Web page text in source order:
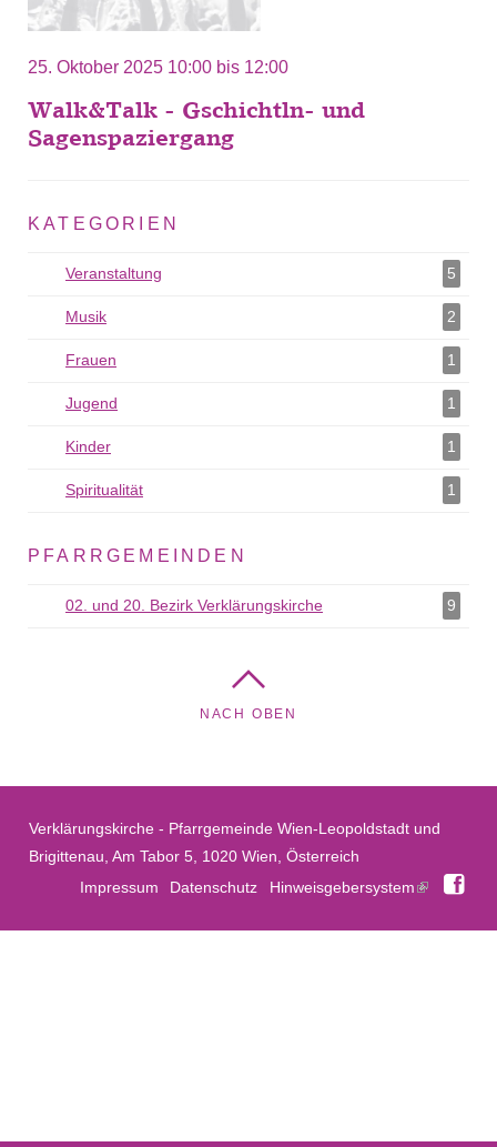
25. Oktober 2025 10:00 bis 12:00
Walk&Talk - Gschichtln- und
Sagenspaziergang
KATEGORIEN
Veranstaltung 5
Musik 2
Frauen 1
Jugend 1
Kinder 1
Spiritualität 1
PFARRGEMEINDEN
02. und 20. Bezirk Verklärungskirche 9
02. und 20. Bezirk
NACH OBEN
Verklärungskirche - Pfarrgemeinde Wien-Leopoldstadt und
Brigittenau, Am Tabor 5, 1020 Wien, Österreich
Impressum
Datenschutz Hinweisgebersystem